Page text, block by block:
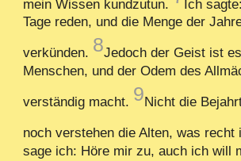
mein Wissen kundzutun.
Ich
Tage reden, und die Menge der
verkünden. 8Jedoch der Geist ist
Menschen, und der Odem des
verständig macht. 9Nicht die
noch verstehen die Alten, was recht
sage ich: Höre mir zu, auch ich will